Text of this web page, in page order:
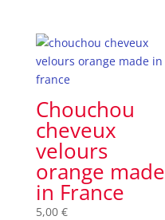
Chouchou
cheveux
velours
orange made
in France
5,00 €